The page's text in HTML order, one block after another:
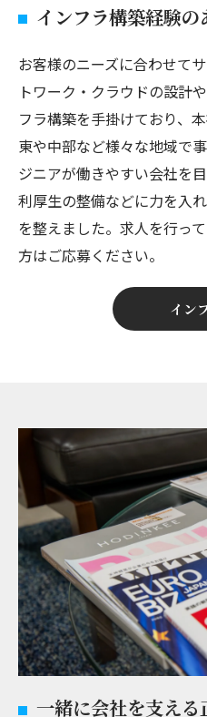
インフラ構築経験
お客様のニーズに合わせて
トワーク・クラウドの設計
フラ構築を手掛けており、
東や中部など様々な地域で
ジニアが働きやすい会社を
利厚生の整備などに力を入
を整えました。求人を行っ
方はご応募ください。
イン
一緒に会社を支える